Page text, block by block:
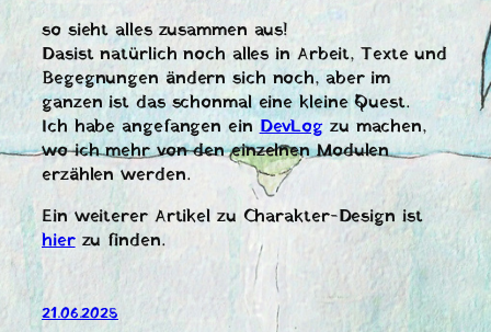
so sieht alles zusammen aus!
Dasist natürlich noch alles in Arbeit, Texte und
Begegnungen ändern sich noch, aber im
ganzen ist das schonmal eine kleine Quest.
Ich habe angefangen einDevLog zu machen,
wo ich mehr von den einzelnen Modulen
erzählen werden.
Ein weiterer Artikel zu Charakter-Design ist
hierzu finden.
21.06.2025